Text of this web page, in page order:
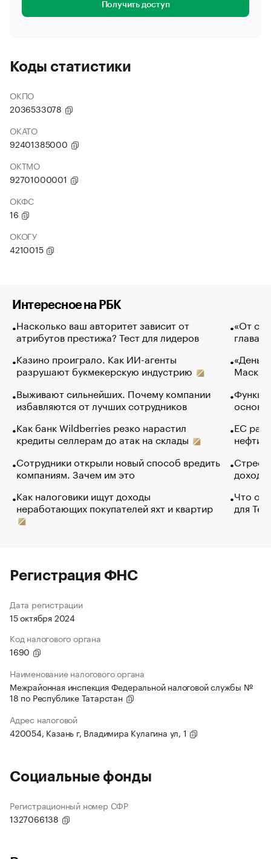
Получить доступ
Коды статистики
ОКПО
2036533078
ОКАТО
92401385000
ОКТМО
92701000001
ОКФС
16
ОКОГУ
4210015
Интересное на РБК
Насколько ваш авторитет зависит от
атрибутов престижа? Тест для лидеров
Казино проиграло. Как ИИ-агенты
разрушают букмекерскую индустрию
Выживают сильнейших. Почему компании
избавляются от лучших сотрудников
Как банк Wildberries резко нарастил
кредиты селлерам до атак на склады
Сотрудники открыли новый способ вредить
компаниям. Зачем им это
Как налоговики ищут доходы
неработающих покупателей яхт и квартир
«От
глава
Маск в
основ
ЕС
нефти
Что
для
Регистрация ФНС
Дата регистрации
15 октября 2024
Код налогового органа
1690
Наименование налогового органа
Межрайонная инспекция Федеральной налоговой службы №
18 по Республике Татарстан
Адрес налоговой
420054, Казань г, Владимира Кулагина ул, 1
Социальные фонды
Регистрационный номер СФР
1327066138